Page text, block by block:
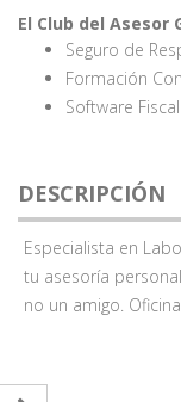
El Club del Asesor
Seguro de
Formación
Software
DESCRIPCIÓN
Especialista en
tu asesoría
no un amigo.